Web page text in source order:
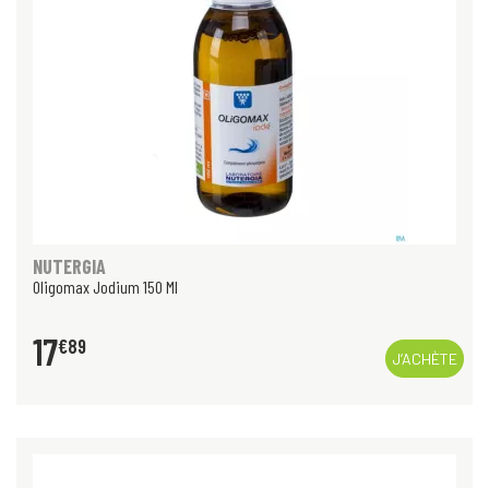
NUTERGIA
Oligomax Jodium 150 Ml
17€89
J’ACHÈTE